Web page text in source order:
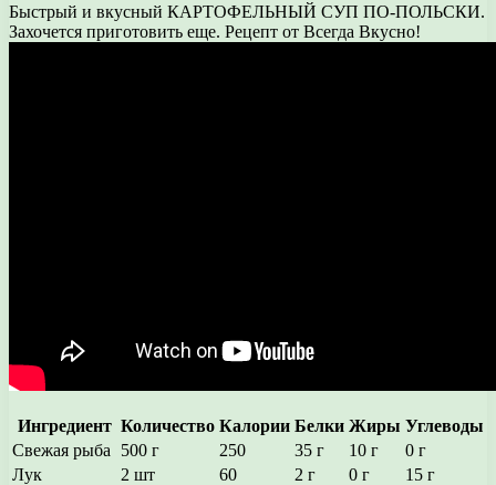
Быстрый и вкусный КАРТОФЕЛЬНЫЙ СУП ПО-ПОЛЬСКИ.
Захочется приготовить еще. Рецепт от Всегда Вкусно!
Ингредиент Количество Калории Белки Жиры Углеводы
Свежая рыба
500 г 250 35 г 10 г
0 г
Лук
2 шт 60 2 г 0 г
15 г